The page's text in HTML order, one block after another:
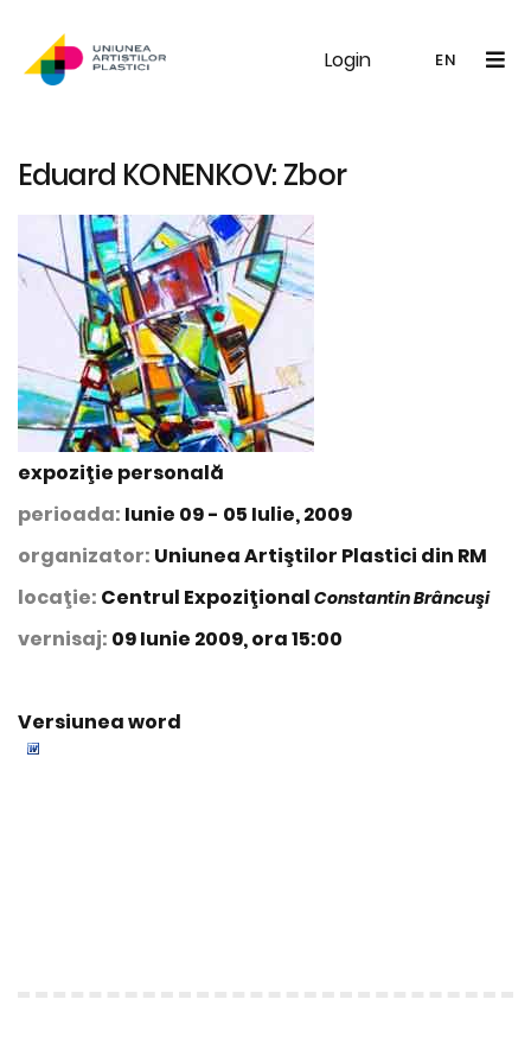
Login EN
UAP Galerie Noutăți
Eduard KONENKOV: Zbor
expoziţie personală
perioada: Iunie 09 - 05 Iulie, 2009
organizator: Uniunea Artiştilor Plastici din RM
locaţie: Centrul Expoziţional Constantin Brâncuşi
vernisaj: 09 Iunie 2009, ora 15:00
Versiunea word